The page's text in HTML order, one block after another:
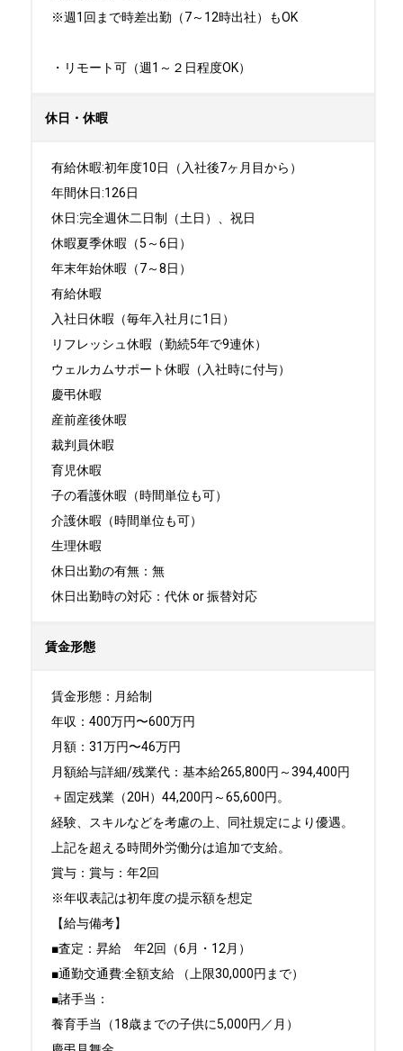
※週1回まで時差出勤（7～12時出社）もOK
・リモート可（週1～２日程度OK）
休日・休暇
有給休暇:初年度10日（入社後7ヶ月目から）
年間休日:126日
休日:完全週休二日制（土日）、祝日
休暇夏季休暇（5～6日）
年末年始休暇（7～8日）
有給休暇
入社日休暇（毎年入社月に1日）
リフレッシュ休暇（勤続5年で9連休）
ウェルカムサポート休暇（入社時に付与）
慶弔休暇
産前産後休暇
裁判員休暇
育児休暇
子の看護休暇（時間単位も可）
介護休暇（時間単位も可）
生理休暇
休日出勤の有無：無
休日出勤時の対応：代休 or 振替対応
賃金形態
賃金形態：月給制
年収：400万円〜600万円
月額：31万円〜46万円
月額給与詳細/残業代：基本給265,800円～394,400円
＋固定残業（20H）44,200円～65,600円。
経験、スキルなどを考慮の上、同社規定により優遇。
上記を超える時間外労働分は追加で支給。
賞与：賞与：年2回
※年収表記は初年度の提示額を想定
【給与備考】
■査定：昇給　年2回（6月・12月）
■通勤交通費:全額支給 （上限30,000円まで）
■諸手当：
養育手当（18歳までの子供に5,000円／月）